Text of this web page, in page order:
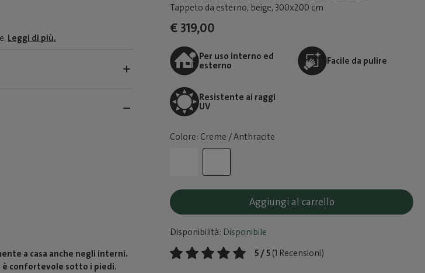
Tappeto da esterno, beige, 300x200 cm
€ 319,00
Per uso interno ed
esterno
Facile da pulire
Resistente ai raggi
UV
Colore: Creme / Anthracite
Aggiungi al carrello
Disponibilità: Disponibile
5 / 5 (1 Recensioni)
Leggi di più.
a casa anche negli interni.
è confortevole sotto i piedi.